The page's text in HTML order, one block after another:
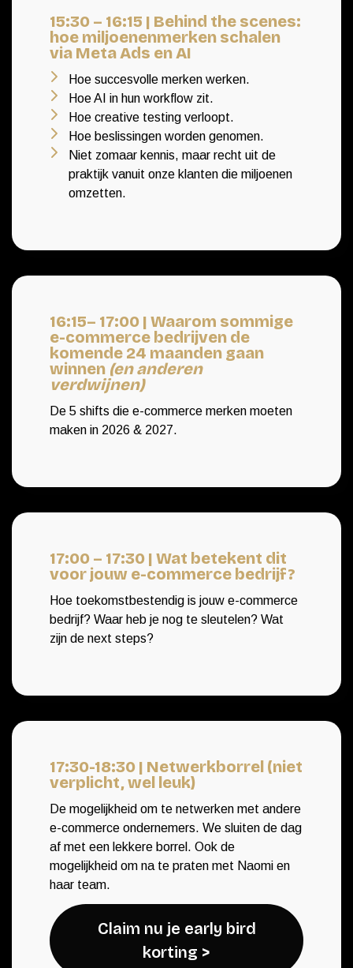
15:30 – 16:15 | Behind the scenes:
hoe miljoenenmerken schalen
via Meta Ads en AI
Hoe succesvolle merken werken.
Hoe AI in hun workflow zit.
Hoe creative testing verloopt.
Hoe beslissingen worden genomen.
Niet zomaar kennis, maar recht uit de
praktijk vanuit onze klanten die miljoenen
omzetten.
16:15– 17:00 | Waarom sommige
e-commerce bedrijven de
komende 24 maanden gaan
winnen (en anderen
verdwijnen)
De 5 shifts die e-commerce merken moeten
maken in 2026 & 2027.
17:00 – 17:30 | Wat betekent dit
voor jouw e-commerce bedrijf?
Hoe toekomstbestendig is jouw e-commerce
bedrijf? Waar heb je nog te sleutelen? Wat
zijn de next steps?
17:30-18:30 | Netwerkborrel (niet
verplicht, wel leuk)
De mogelijkheid om te netwerken met andere
e-commerce ondernemers. We sluiten de dag
af met een lekkere borrel. Ook de
mogelijkheid om na te praten met Naomi en
haar team.
Claim nu je early bird
korting >